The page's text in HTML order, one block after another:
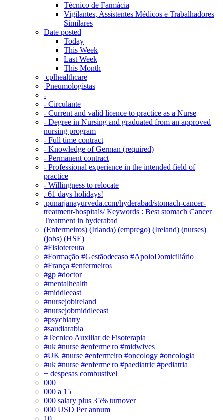
Técnico de Farmácia
Vigilantes, Assistentes Médicos e Trabalhadores
Similares
Date posted
Today
This Week
Last Week
This Month
‎ cplhealthcare‬
Pneumologistas
-
- Circulante
- Current and valid licence to practice as a Nurse
- Degree in Nursing and graduated from an approved
nursing program
- Full time contract
- Knowledge of German (required)
- Permanent contract
- Professional experience in the intended field of
practice
- Willingness to relocate
. 61 days holidays!
.punarjanayurveda.com/hyderabad/stomach-cancer-
treatment-hospitals/ Keywords : Best stomach Cancer
Treatment in hyderabad
(Enfermeiros) (Irlanda) (emprego) (Ireland) (nurses)
(jobs) (HSE)
#Fisiotereuta
#Formação #Gestãodecaso #ApoioDomiciliário
#França #enfermeiros
#gp #doctor
#mentalhealth
#middleeast
#nursejobireland
#nursejobmiddleeast
#psychiatry
#saudiarabia
#Tecnico Auxiliar de Fisoterapia
#uk #nurse #enfermeiro #midwives
#UK #nurse #enfermeiro #oncology #oncologia
#uk #nurse #enfermeiro #paediatric #pediatria
+ despesas combustivel
000
000 a 15
000 salary plus 35% turnover
000 USD Per annum
10